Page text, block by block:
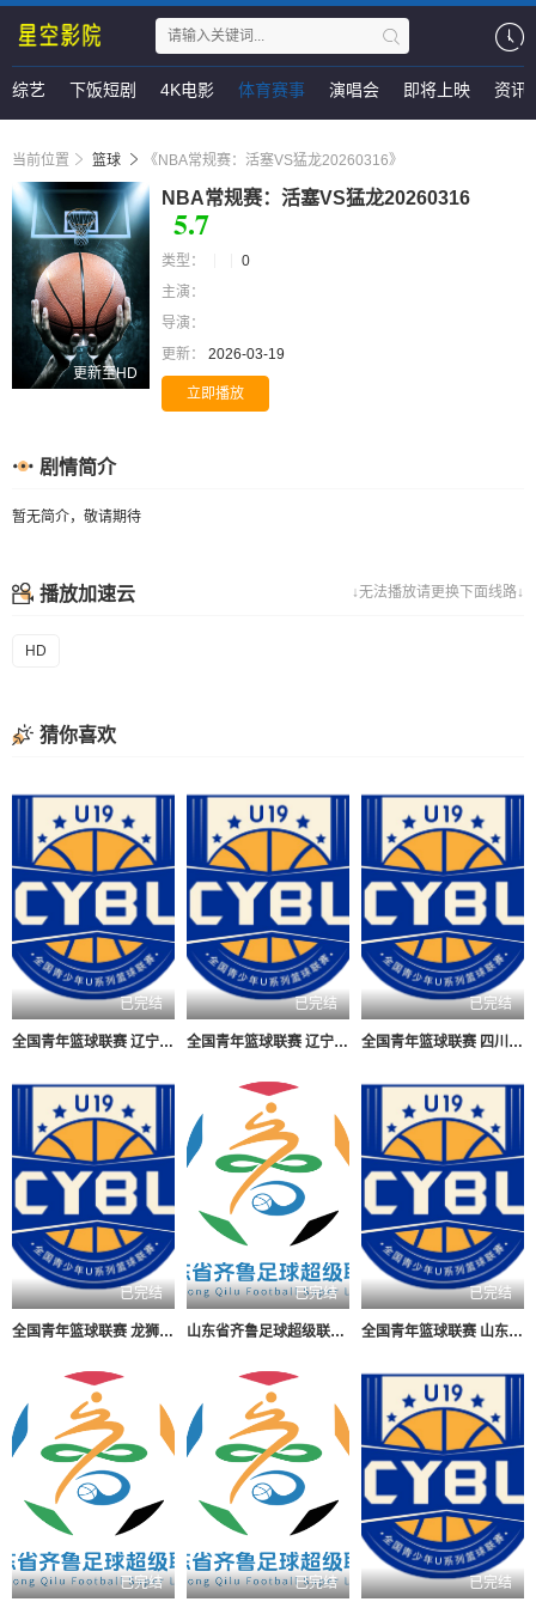
综艺 下饭短剧 4K电影 体育赛事 演唱会 即将上映 资讯
当前位置 篮球 《NBA常规赛：活塞VS猛龙20260316》
更新至HD
NBA常规赛：活塞VS猛龙20260316
5.7
类型：
0
主演：
导演：
更新：
2026-03-19
立即播放
剧情简介
暂无简介，敬请期待
↓无法播放请更换下面线路↓
播放加速云
HD
猜你喜欢
已完结
全国青年篮球联赛 辽宁沈阳三生89-62浙江稠州银行20260808
已完结
全国青年篮球联赛 辽宁沈阳三生73-60新疆广汇20260809
已完结
全国青年篮球联赛 四川锦城69-62吉林东北虎20260808
已完结
全国青年篮球联赛 龙狮青年61-76浙江广厦20260808
已完结
山东省齐鲁足球超级联赛 青岛平企联青春VS淄博齐稷锐思达20260809
已完结
全国青年篮球联赛 山东山高83-78辽宁沈阳三生20260807
已完结 已完结 已完结